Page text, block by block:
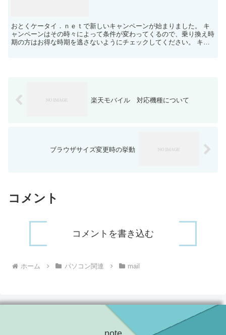
おとくケータイ．ｎｅｔで新しいキャンペーンが始まりました。 キ
ャンペーンはその時々によって条件が変わってくるので、乗り換え時
期の方はお得な時期を逃さないようにチェックしてください。 キャ
楽天モバイル 対応機種について
ブラウザサイズ変更時の挙動
コメント
コメントを書き込む
ホーム パソコン関連 mail